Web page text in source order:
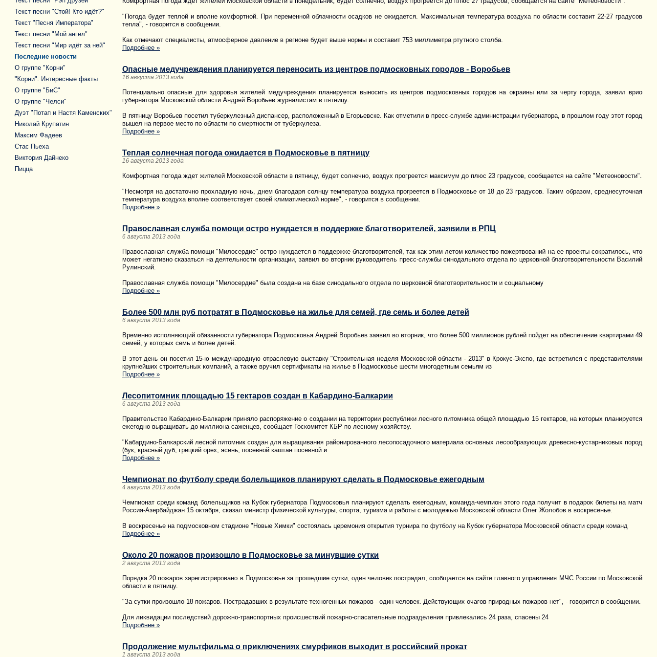
"Погода будет теплой и вполне комфортной. При переменной облачности осадков не ожидается. Максимальная температура воздуха по области составит 22-27 градусов
тепла", - говорится в сообщении.
Как отмечают специалисты, атмосферное давление в регионе будет выше нормы и составит 753 миллиметра ртутного столба.
Подробнее »
Опасные медучреждения планируется переносить из центров подмосковных городов - Воробьев
16 августа 2013 года
Потенциально опасные для здоровья жителей медучреждения планируется выносить из центров подмосковных городов на окраины или за черту города, заявил врио
губернатора Московской области Андрей Воробьев журналистам в пятницу.
В пятницу Воробьев посетил туберкулезный диспансер, расположенный в Егорьевске. Как отметили в пресс-службе администрации губернатора, в прошлом году этот город
вышел на первое место по области по смертности от туберкулеза.
Подробнее »
Теплая солнечная погода ожидается в Подмосковье в пятницу
16 августа 2013 года
Комфортная погода ждет жителей Московской области в пятницу, будет солнечно, воздух прогреется максимум до плюс 23 градусов, сообщается на сайте "Метеоновости".
"Несмотря на достаточно прохладную ночь, днем благодаря солнцу температура воздуха прогреется в Подмосковье от 18 до 23 градусов. Таким образом, среднесуточная
температура воздуха вполне соответствует своей климатической норме", - говорится в сообщении.
Подробнее »
Православная служба помощи остро нуждается в поддержке благотворителей, заявили в РПЦ
6 августа 2013 года
Православная служба помощи "Милосердие" остро нуждается в поддержке благотворителей, так как этим летом количество пожертвований на ее проекты сократилось, что
может негативно сказаться на деятельности организации, заявил во вторник руководитель пресс-службы синодального отдела по церковной благотворительности Василий
Рулинский.
Православная служба помощи "Милосердие" была создана на базе синодального отдела по церковной благотворительности и социальному
Подробнее »
Более 500 млн руб потратят в Подмосковье на жилье для семей, где семь и более детей
6 августа 2013 года
Временно исполняющий обязанности губернатора Подмосковья Андрей Воробьев заявил во вторник, что более 500 миллионов рублей пойдет на обеспечение квартирами 49
семей, у которых семь и более детей.
В этот день он посетил 15-ю международную отраслевую выставку "Строительная неделя Московской области - 2013" в Крокус-Экспо, где встретился с представителями
крупнейших строительных компаний, а также вручил сертификаты на жилье в Подмосковье шести многодетным семьям из
Подробнее »
Лесопитомник площадью 15 гектаров создан в Кабардино-Балкарии
6 августа 2013 года
Правительство Кабардино-Балкарии приняло распоряжение о создании на территории республики лесного питомника общей площадью 15 гектаров, на которых планируется
ежегодно выращивать до миллиона саженцев, сообщает Госкомитет КБР по лесному хозяйству.
"Кабардино-Балкарский лесной питомник создан для выращивания районированного лесопосадочного материала основных лесообразующих древесно-кустарниковых пород
(бук, красный дуб, грецкий орех, ясень, посевной каштан посевной и
Подробнее »
Чемпионат по футболу среди болельщиков планируют сделать в Подмосковье ежегодным
4 августа 2013 года
Чемпионат среди команд болельщиков на Кубок губернатора Подмосковья планируют сделать ежегодным, команда-чемпион этого года получит в подарок билеты на матч
Россия-Азербайджан 15 октября, сказал министр физической культуры, спорта, туризма и работы с молодежью Московской области Олег Жолобов в воскресенье.
В воскресенье на подмосковном стадионе "Новые Химки" состоялась церемония открытия турнира по футболу на Кубок губернатора Московской области среди команд
Подробнее »
Около 20 пожаров произошло в Подмосковье за минувшие сутки
2 августа 2013 года
Порядка 20 пожаров зарегистрировано в Подмосковье за прошедшие сутки, один человек пострадал, сообщается на сайте главного управления МЧС России по Московской
области в пятницу.
"За сутки произошло 18 пожаров. Пострадавших в результате техногенных пожаров - один человек. Действующих очагов природных пожаров нет", - говорится в сообщении.
Для ликвидации последствий дорожно-транспортных происшествий пожарно-спасательные подразделения привлекались 24 раза, спасены 24
Подробнее »
Продолжение мультфильма о приключениях смурфиков выходит в российский прокат
1 августа 2013 года
Текст песни "Стой! Кто идёт?"
Текст "Песня Императора"
Текст песни "Мой ангел"
Текст песни "Мир идёт за ней"
Последние новости
О группе "Корни"
"Корни". Интересные факты
О группе "БиС"
О группе "Челси"
Дуэт "Потап и Настя Каменских"
Николай Крупатин
Максим Фадеев
Стас Пьеха
Виктория Дайнеко
Пицца